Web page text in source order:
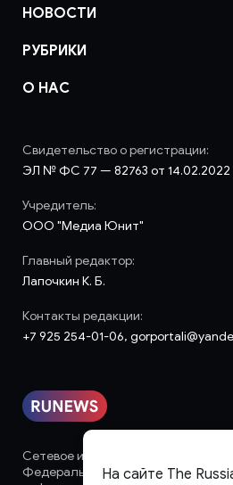
НОВОСТИ
РУБРИКИ
О НАС
Сетевое издание «runews» (18+)
Федеральной службе по надзору в
Свидетельство о регистрации:
ЭЛ № ФС 77 — 82763 от 14.02.2022
Учредитель:
ООО "Медиа Юнит"
Главный редактор:
Лапочкин К. Б.
Контакты редакции:
+7 925 254-01-06,
На сайте The